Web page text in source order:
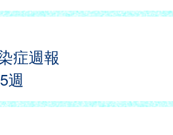
症週報
週